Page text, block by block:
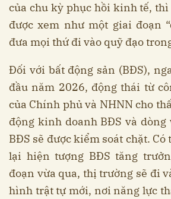
của chu kỳ phục hồi kinh tế,
được xem như một giai đoạn
đưa mọi thứ đi vào quỹ đạo
Đối với bất động sản (BĐS),
đầu năm 2026, động thái từ
của Chính phủ và NHNN cho
động kinh doanh BĐS và
BĐS sẽ được kiểm soát chặt.
lại hiện tượng BĐS tăng
đoạn vừa qua, thị trường sẽ đi
hình trật tự mới, nơi năng lực